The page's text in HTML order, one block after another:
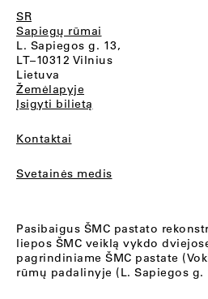
SR
Sapiegų rūmai
L. Sapiegos g. 13,
LT–10312 Vilnius
Lietuva
Žemėlapyje
Įsigyti bilietą
Kontaktai
Svetainės medis
Pasibaigus ŠMC pastato
liepos ŠMC veiklą vykdo
pagrindiniame ŠMC pastate
rūmų padalinyje (L. Sapiegos g.